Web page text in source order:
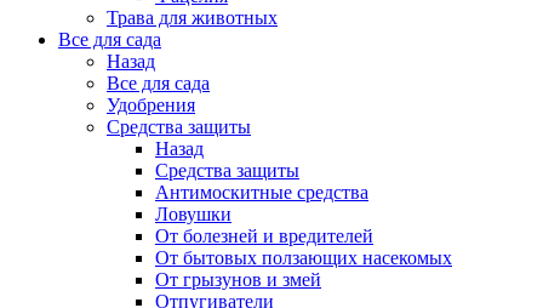
Трава для животных
Все для сада
Назад
Все для сада
Удобрения
Средства защиты
Назад
Средства защиты
Антимоскитные средства
Ловушки
От болезней и вредителей
От бытовых ползающих насекомых
От грызунов и змей
Отпугиватели